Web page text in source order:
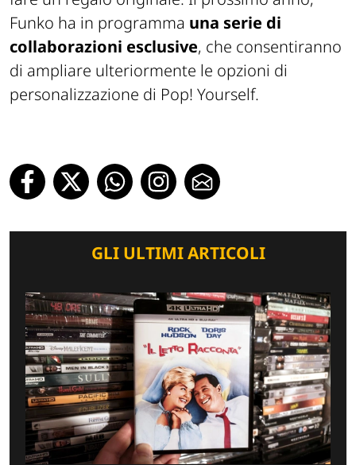
Funko ha in programma una serie di
collaborazioni esclusive, che consentiranno
di ampliare ulteriormente le opzioni di
personalizzazione di Pop! Yourself.
GLI ULTIMI ARTICOLI